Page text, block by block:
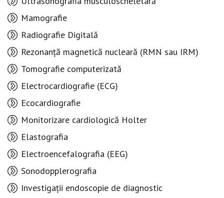
Mamografie
Radiografie Digitală
Rezonanță magnetică nucleară (RMN sau IRM)
Tomografie computerizată
Electrocardiografie (ECG)
Ecocardiografie
Monitorizare cardiologică Holter
Elastografia
Electroencefalografia (EEG)
Sonodopplerografia
Investigații endoscopie de diagnostic